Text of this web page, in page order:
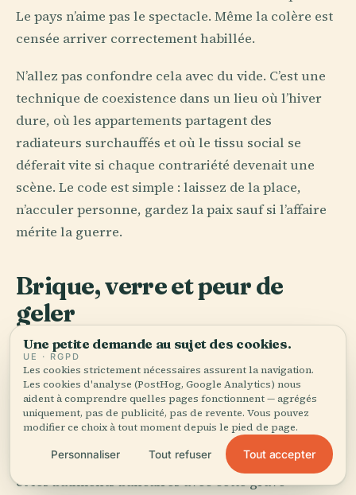
Le pays n’aime pas le spectacle. Même la colère est
censée arriver correctement habillée.
N’allez pas confondre cela avec du vide. C’est une
technique de coexistence dans un lieu où l’hiver
dure, où les appartements partagent des
radiateurs surchauffés et où le tissu social se
déferait vite si chaque contrariété devenait une
scène. Le code est simple : laissez de la place,
n’acculer personne, gardez la paix sauf si l’affaire
mérite la guerre.
Brique, verre et peur de
geler
L’architecture canadienne, c’est ce qui arrive
quand l’empire, l’argent et la météo sont forcés de
partager le même manteau. Québec garde ses murs
de pierre et ses toits raides parce que la neige n’y
est pas une métaphore. Montréal superpose les
maçonneries de couvents, les escaliers de triplex
et les bâtiments bancaires avec cette grave
Une petite demande au sujet des cookies.
UE · RGPD
Les cookies strictement nécessaires assurent la navigation.
Les cookies d'analyse (PostHog, Google Analytics) nous
aident à comprendre quelles pages fonctionnent — agrégés
uniquement, pas de publicité, pas de revente. Vous pouvez
modifier ce choix à tout moment depuis le pied de page.
Personnaliser Tout refuser Tout accepter